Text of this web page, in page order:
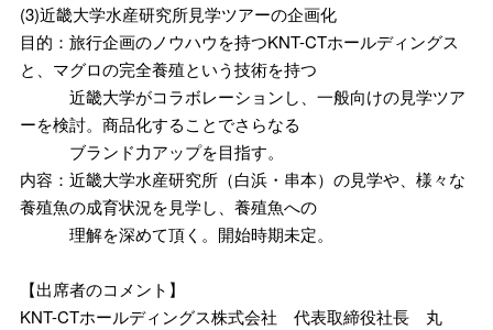
(3)近畿大学水産研究所見学ツアーの企画化
目的：旅行企画のノウハウを持つKNT-CTホールディングス
と、マグロの完全養殖という技術を持つ
近畿大学がコラボレーションし、一般向けの見学ツア
ーを検討。商品化することでさらなる
ブランド力アップを目指す。
内容：近畿大学水産研究所（白浜・串本）の見学や、様々な
養殖魚の成育状況を見学し、養殖魚への
理解を深めて頂く。開始時期未定。
【出席者のコメント】
KNT-CTホールディングス株式会社 代表取締役社長 丸